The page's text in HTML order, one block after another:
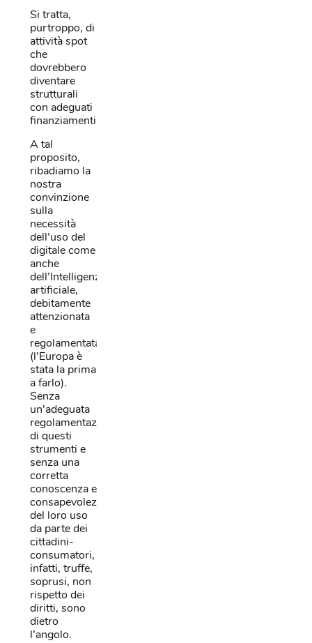
Si tratta,
purtroppo, di
attività spot
che
dovrebbero
diventare
strutturali
con adeguati
finanziamenti.
A tal
proposito,
ribadiamo la
nostra
convinzione
sulla
necessità
dell’uso del
digitale come
anche
dell’Intelligenza
artificiale,
debitamente
attenzionata
e
regolamentata
(l’Europa è
stata la prima
a farlo).
Senza
un’adeguata
regolamentazione
di questi
strumenti e
senza una
corretta
conoscenza e
consapevolezza
del loro uso
da parte dei
cittadini-
consumatori,
infatti, truffe,
soprusi, non
rispetto dei
diritti, sono
dietro
l’angolo.